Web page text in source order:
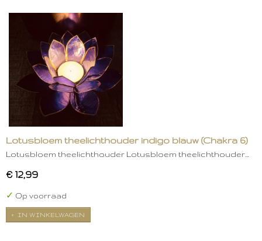
Lotusbloem theelichthouder indigo blauw (Chakra 6)
Lotusbloem theelichthouder Lotusbloem theelichthouder…
€ 12,99
✓ Op voorraad
IN WINKELWAGEN